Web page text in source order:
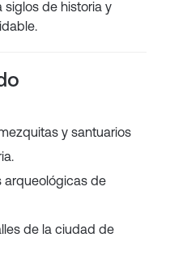
siglos de historia y
y santuarios
arqueológicas de
de la ciudad de